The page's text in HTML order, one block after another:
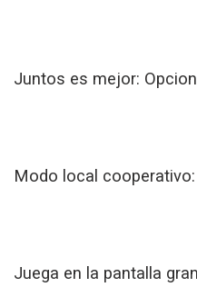
Juntos es mejor:
Modo local cooperativo:
Juega en la pantalla